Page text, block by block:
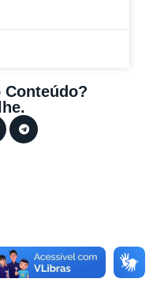
Conteúdo?